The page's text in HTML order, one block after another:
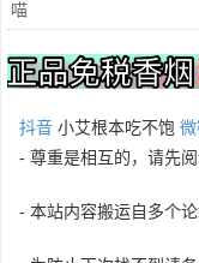
抖音 小艾根本吃不饱 微
- 尊重是相互的，请先阅
- 本站内容搬运自多个